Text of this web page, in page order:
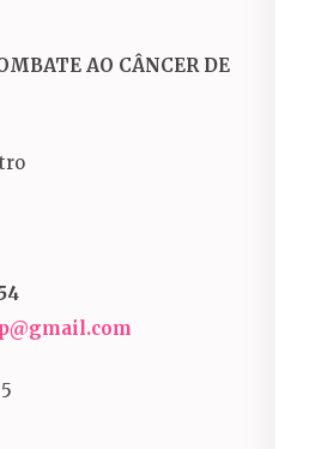
AO CÂNCER DE